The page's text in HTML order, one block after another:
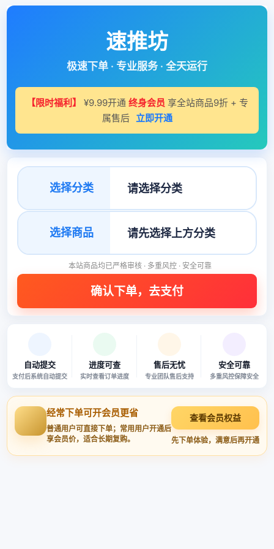
速推坊
极速下单 · 专业服务 · 全天运行
【限时福利】 ¥9.99开通 终身会员 享全站商品9折 + 专
属售后 立即开通
选择分类
选择商品
本站商品均已严格审核 · 多重风控 · 安全可靠
自动提交
支付后系统自动提交
进度可查
实时查看订单进度
售后无忧
专业团队售后支持
安全可靠
多重风控保障安全
经常下单可开会员更省
普通用户可直接下单；常用用户开通后
享会员价，适合长期复购。
查看会员权益
先下单体验，满意后再开通